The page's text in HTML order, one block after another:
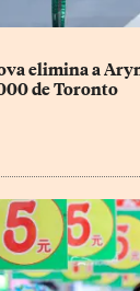
elimina a
de Toronto